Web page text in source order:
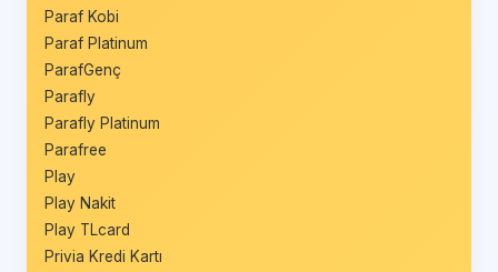
Paraf Kobi
Paraf Platinum
ParafGenç
Parafly
Parafly Platinum
Parafree
Play
Play Nakit
Play TLcard
Privia Kredi Kartı